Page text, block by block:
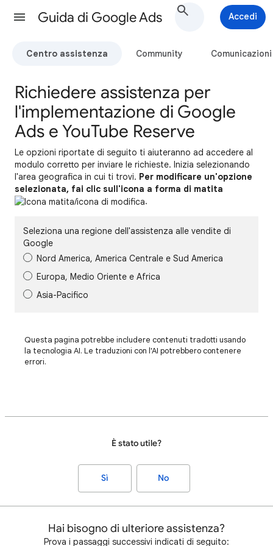
Guida di Google Ads Accedi
Centro assistenza Community Comunicazioni
Richiedere assistenza per
l'implementazione di Google
Ads e YouTube Reserve
Le opzioni riportate di seguito ti aiuteranno ad accedere al
modulo corretto per inviare le richieste. Inizia selezionando
l'area geografica in cui ti trovi. Per modificare un'opzione
selezionata, fai clic sull'icona a forma di matita
.
Seleziona una regione dell'assistenza alle vendite di
Google
Nord America, America Centrale e Sud America
Europa, Medio Oriente e Africa
Asia-Pacifico
Questa pagina potrebbe includere contenuti tradotti usando
la tecnologia AI. Le traduzioni con l'AI potrebbero contenere
errori.
È stato utile?
Sì No
Hai bisogno di ulteriore assistenza?
Prova i passaggi successivi indicati di seguito: